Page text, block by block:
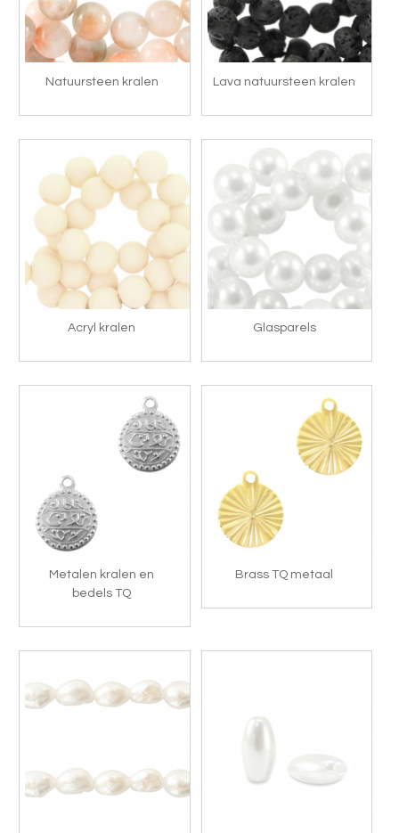
Natuursteen kralen Lava natuursteen kralen
Acryl kralen Glasparels
Metalen kralen en
bedels TQ
Brass TQ metaal